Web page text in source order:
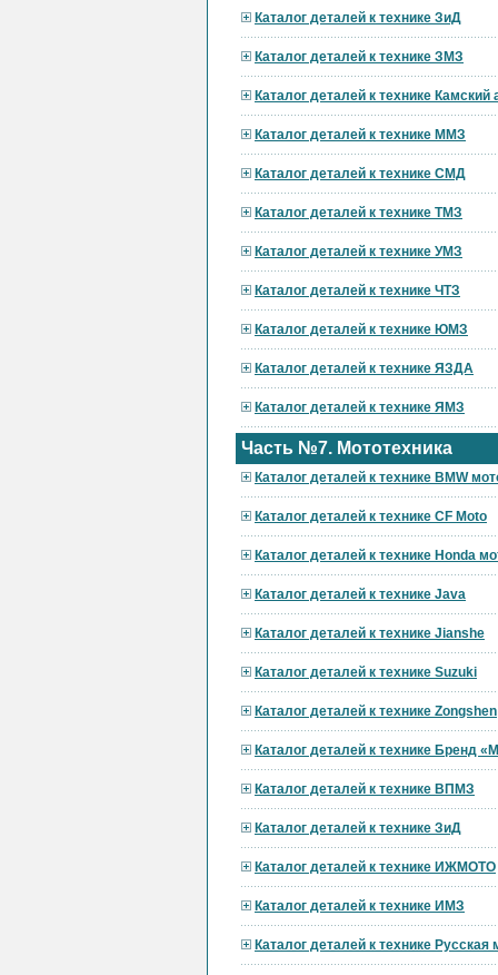
Каталог деталей к технике ЗиД
Каталог деталей к технике ЗМЗ
Каталог деталей к технике Камский
Каталог деталей к технике ММЗ
Каталог деталей к технике СМД
Каталог деталей к технике ТМЗ
Каталог деталей к технике УМЗ
Каталог деталей к технике ЧТЗ
Каталог деталей к технике ЮМЗ
Каталог деталей к технике ЯЗДА
Каталог деталей к технике ЯМЗ
Часть №7. Мототехника
Каталог деталей к технике BMW
Каталог деталей к технике CF Moto
Каталог деталей к технике Honda
Каталог деталей к технике Java
Каталог деталей к технике Jianshe
Каталог деталей к технике Suzuki
Каталог деталей к технике Zongshen
Каталог деталей к технике Бренд
Каталог деталей к технике ВПМЗ
Каталог деталей к технике ЗиД
Каталог деталей к технике ИЖМОТО
Каталог деталей к технике ИМЗ
Каталог деталей к технике Русская